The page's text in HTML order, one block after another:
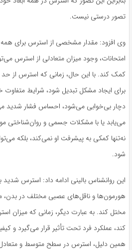
تصور درستی نیست.
وی افزود: مقدار مشخصی از استرس برای همه
امتحانات، وجود میزان متعادلی از استرس
کمک کند. با این حال، زمانی که استرس از حد
برای ایجاد مشکل تبدیل شود، شرایط متفاوت
دچار بی‌خوابی می‌شود، احساس فشار شدید
می‌یابد یا با مشکلات جسمی و روان‌شناختی
نه‌تنها کمکی به پیشرفت او نمی‌کند، بلکه
شود.
این روانشناس بالینی ادامه داد: استرس شدید
هورمون‌ها و ناقل‌های عصبی مختلف در بدن،
مختل کند. به عبارت دیگر، زمانی که میزان
کند، عملکرد فرد تحت تأثیر قرار می‌گیرد و
همین دلیل، استرس در سطح متوسط و متعادل